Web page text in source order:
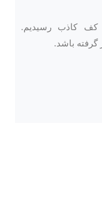
کف کاذب رسیدیم.
گرفته باشد.